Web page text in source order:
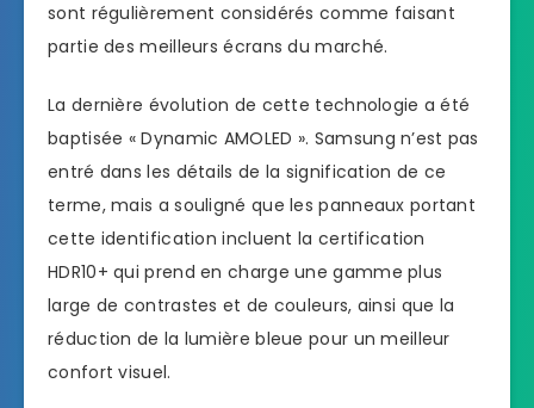
sont régulièrement considérés comme faisant
partie des meilleurs écrans du marché.
La dernière évolution de cette technologie a été
baptisée « Dynamic AMOLED ». Samsung n’est pas
entré dans les détails de la signification de ce
terme, mais a souligné que les panneaux portant
cette identification incluent la certification
HDR10+ qui prend en charge une gamme plus
large de contrastes et de couleurs, ainsi que la
réduction de la lumière bleue pour un meilleur
confort visuel.